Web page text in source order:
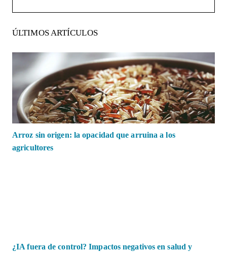
ÚLTIMOS ARTÍCULOS
Arroz sin origen: la opacidad que arruina a los
agricultores
¿IA fuera de control? Impactos negativos en salud y